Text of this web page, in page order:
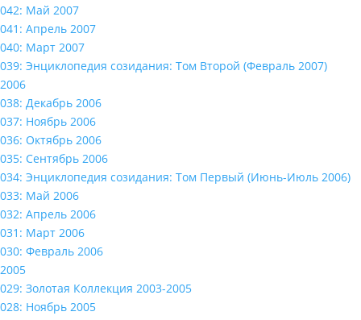
042: Май 2007
041: Апрель 2007
040: Март 2007
039: Энциклопедия созидания: Том Второй (Февраль 2007)
2006
038: Декабрь 2006
037: Ноябрь 2006
036: Октябрь 2006
035: Сентябрь 2006
034: Энциклопедия созидания: Том Первый (Июнь-Июль 2006)
033: Май 2006
032: Апрель 2006
031: Март 2006
030: Февраль 2006
2005
029: Золотая Коллекция 2003-2005
028: Ноябрь 2005